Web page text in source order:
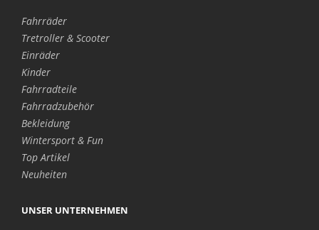
Fahrräder
Tretroller & Scooter
Einräder
Kinder
Fahrradteile
Fahrradzubehör
Bekleidung
Wintersport & Fun
Top Artikel
Neuheiten
UNSER UNTERNEHMEN